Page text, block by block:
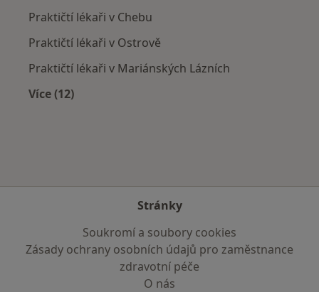
Praktičtí lékaři v Chebu
Praktičtí lékaři v Ostrově
Praktičtí lékaři v Mariánských Lázních
Více (12)
Stránky
Soukromí a soubory cookies
Zásady ochrany osobních údajů pro zaměstnance
zdravotní péče
O nás